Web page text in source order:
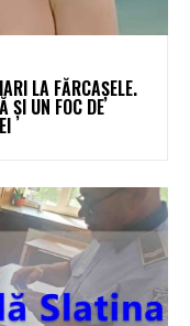
LA FĂRCAȘELE.
ȘI UN FOC DE